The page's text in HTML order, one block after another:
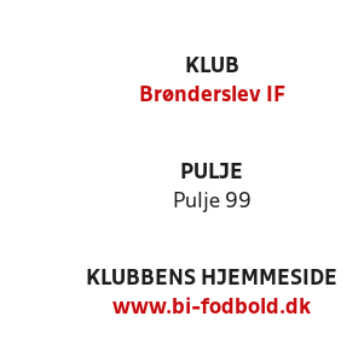
KLUB
Brønderslev IF
PULJE
Pulje 99
KLUBBENS HJEMMESIDE
www.bi-fodbold.dk